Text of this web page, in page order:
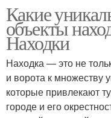
Какие
объекты
Находки
Находка — это не
и ворота к множеству
которые привлекают
городе и его